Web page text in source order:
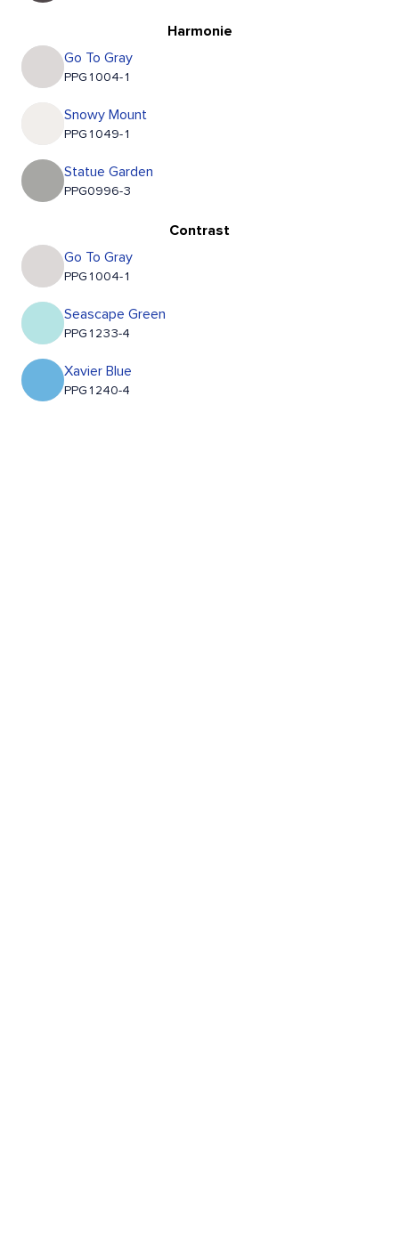
Harmonie
Go To Gray
PPG1004-1
Snowy Mount
PPG1049-1
Statue Garden
PPG0996-3
Contrast
Go To Gray
PPG1004-1
Seascape Green
PPG1233-4
Xavier Blue
PPG1240-4